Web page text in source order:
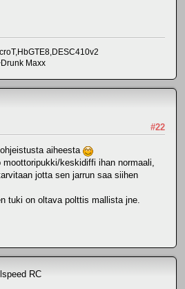
Maxx
#22
aiheesta
keskidiffi ihan normaali,
jotta sen jarrun saa siihen
tuki on oltava polttis mallista jne.
RC